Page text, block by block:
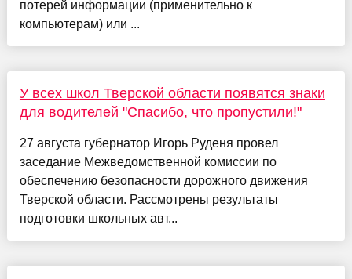
потерей информации (применительно к
компьютерам) или ...
У всех школ Тверской области появятся знаки
для водителей "Спасибо, что пропустили!"
27 августа губернатор Игорь Руденя провел
заседание Межведомственной комиссии по
обеспечению безопасности дорожного движения
Тверской области. Рассмотрены результаты
подготовки школьных авт...